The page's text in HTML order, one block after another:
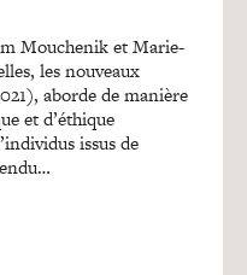
Mouchenik et Marie-
les nouveaux
aborde de manière
et d’éthique
issus de